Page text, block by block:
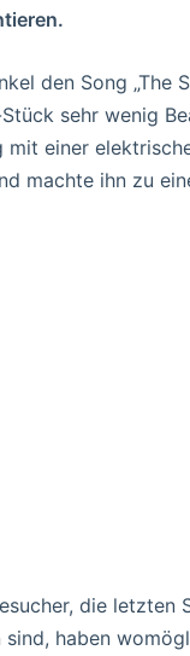
den Song
sehr wenig
m​it einer
machte i​hn zu
die letzten
sind, haben